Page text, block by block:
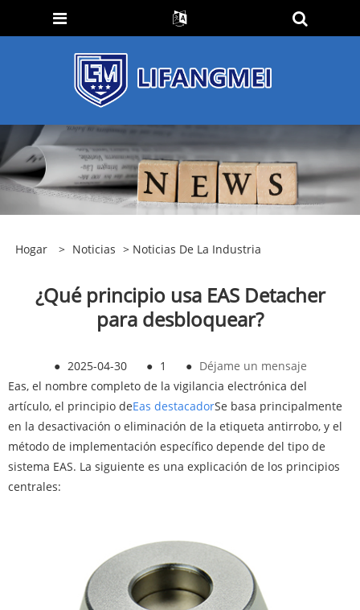
Hogar > Noticias > Noticias De La Industria
¿Qué principio usa EAS Detacher
para desbloquear?
● 2025-04-30 ● 1 ● Déjame un mensaje
Eas, el nombre completo de la vigilancia electrónica del
artículo, el principio deEas destacadorSe basa principalmente
en la desactivación o eliminación de la etiqueta antirrobo, y el
método de implementación específico depende del tipo de
sistema EAS. La siguiente es una explicación de los principios
centrales: